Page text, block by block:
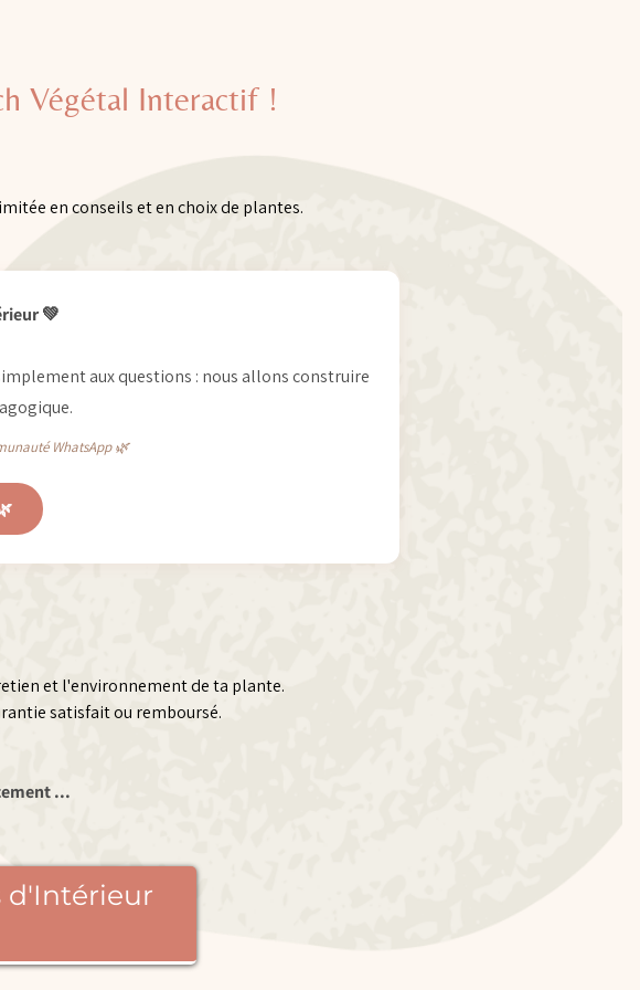
Végétal Interactif !
en conseils et en choix de plantes.
💚
aux questions : nous allons construire
WhatsApp 🌿
et l'environnement de ta plante.
satisfait ou remboursé.
...
d'Intérieur